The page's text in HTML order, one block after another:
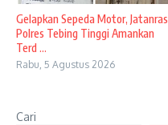
Gelapkan Sepeda Motor, Jatanras
Polres Tebing Tinggi Amankan
Terd ...
Rabu, 5 Agustus 2026
Cari